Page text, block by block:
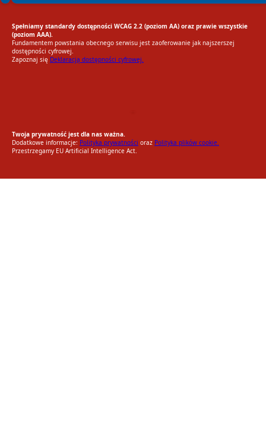
Spełniamy standardy dostępności WCAG 2.2 (poziom AA) oraz prawie wszystkie
(poziom AAA).
Fundamentem powstania obecnego serwisu jest zaoferowanie jak najszerszej
dostępności cyfrowej.
Zapoznaj się Deklaracją dostępności cyfrowej.
Twoja prywatność jest dla nas ważna.
Dodatkowe informacje: Polityka prywatności oraz Polityka plików cookie.
Przestrzegamy EU Artificial Intelligence Act.